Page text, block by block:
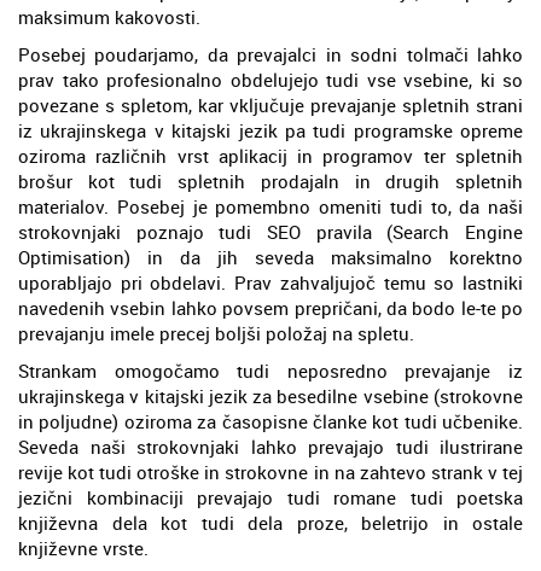
maksimum kakovosti.
Posebej poudarjamo, da prevajalci in sodni tolmači lahko
prav tako profesionalno obdelujejo tudi vse vsebine, ki so
povezane s spletom, kar vključuje prevajanje spletnih strani
iz ukrajinskega v kitajski jezik pa tudi programske opreme
oziroma različnih vrst aplikacij in programov ter spletnih
brošur kot tudi spletnih prodajaln in drugih spletnih
materialov. Posebej je pomembno omeniti tudi to, da naši
strokovnjaki poznajo tudi SEO pravila (Search Engine
Optimisation) in da jih seveda maksimalno korektno
uporabljajo pri obdelavi. Prav zahvaljujoč temu so lastniki
navedenih vsebin lahko povsem prepričani, da bodo le-te po
prevajanju imele precej boljši položaj na spletu.
Strankam omogočamo tudi neposredno prevajanje iz
ukrajinskega v kitajski jezik za besedilne vsebine (strokovne
in poljudne) oziroma za časopisne članke kot tudi učbenike.
Seveda naši strokovnjaki lahko prevajajo tudi ilustrirane
revije kot tudi otroške in strokovne in na zahtevo strank v tej
jezični kombinaciji prevajajo tudi romane tudi poetska
književna dela kot tudi dela proze, beletrijo in ostale
književne vrste.